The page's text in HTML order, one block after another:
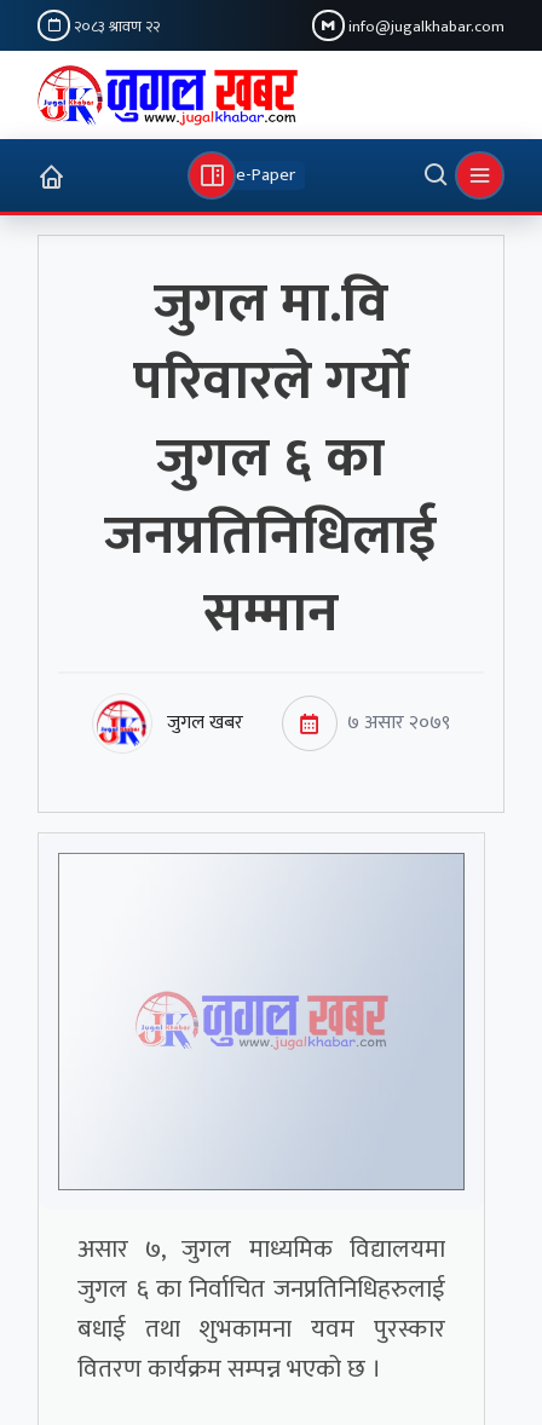
२०८३ श्रावण २२ info@jugalkhabar.com
e-Paper
जुगल मा.वि
परिवारले गर्याे
जुगल ६ का
जनप्रतिनिधिलाई
सम्मान
जुगल खबर ७ असार २०७९
असार ७, जुगल माध्यमिक विद्यालयमा
जुगल ६ का निर्वाचित जनप्रतिनिधिहरुलाई
बधाई तथा शुभकामना यवम पुरस्कार
वितरण कार्यक्रम सम्पन्न भएको छ ।